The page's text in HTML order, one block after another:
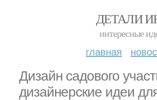
ДЕТАЛИ
интересные
главная
Дизайн садового
дизайнерские идеи